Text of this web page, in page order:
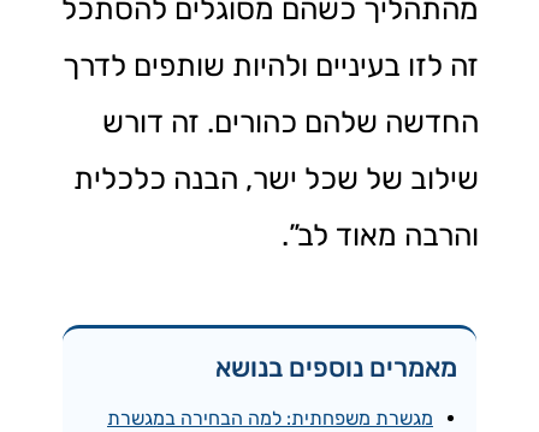
מהתהליך כשהם מסוגלים להסתכל
זה לזו בעיניים ולהיות שותפים לדרך
החדשה שלהם כהורים. זה דורש
שילוב של שכל ישר, הבנה כלכלית
והרבה מאוד לב”.
מאמרים נוספים בנושא
מגשרת משפחתית: למה הבחירה במגשרת